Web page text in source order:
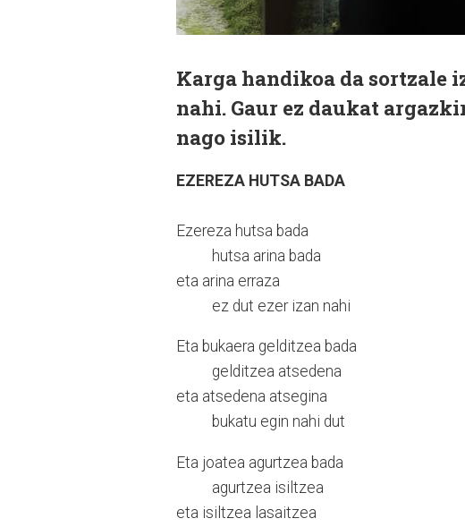
Karga handikoa da sortzale
nahi. Gaur ez daukat
nago isilik.
EZEREZA HUTSA BADA
Ezereza hutsa bada
hutsa arina bada
eta arina erraza
ez dut ezer izan nahi
Eta bukaera gelditzea bada
gelditzea atsedena
eta atsedena atsegina
bukatu egin nahi dut
Eta joatea agurtzea bada
agurtzea isiltzea
eta isiltzea lasaitzea